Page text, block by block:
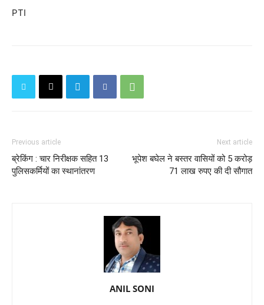
PTI
Previous article
ब्रेकिंग : चार निरीक्षक सहित 13
पुलिसकर्मियों का स्थानांतरण
Next article
भूपेश बघेल ने बस्तर वासियों को 5 करोड़
71 लाख रुपए की दी सौगात
ANIL SONI